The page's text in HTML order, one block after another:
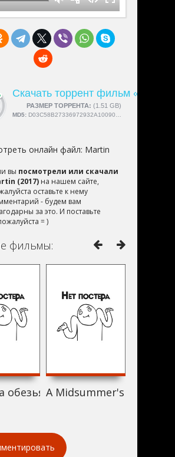
Скачать торрент фильм «Martin»
РАЗМЕР ТОРРЕНТА: (1.51 GB)
СКАЧАЛИ:4189
MD5: D03C58B27336972932A1009091DAE243
онлайн файл: Martin
вы посмотрели или скачали
(2017) на нашем сайте,
оставьте к нему
- будем вам
за это. И поставьте
= )
фильмы:
обезьян: Война (2017)
A Midsummer's